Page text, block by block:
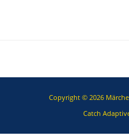
Copyright © 2026
Catch